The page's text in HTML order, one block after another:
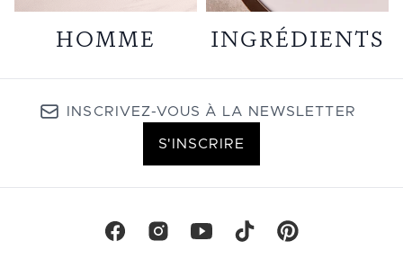
HOMME INGRÉDIENTS
INSCRIVEZ-VOUS À LA NEWSLETTER
S'INSCRIRE